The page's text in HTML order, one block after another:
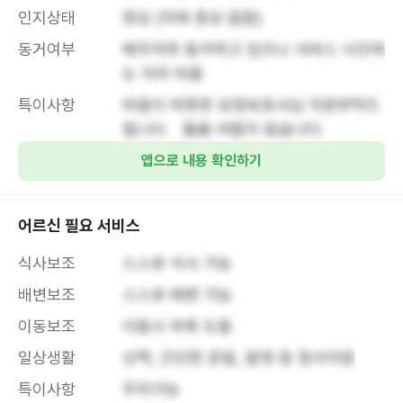
인지상태
정상 (치매 증상 없음)
동거여부
배우자와 동거하고 있으나 서비스 시간에
는 자리 비움
특이사항
마음이 따뜻한 요양보호사님 지원부탁드
립니다.   돌봄 어렵지 않습니다.
앱으로 내용 확인하기
어르신 필요 서비스
식사보조
스스로 식사 가능
배변보조
스스로 배변 가능
이동보조
이동시 부축 도움
일상생활
산책, 간단한 운동, 말벗 등 정서지원
특이사항
주차가능